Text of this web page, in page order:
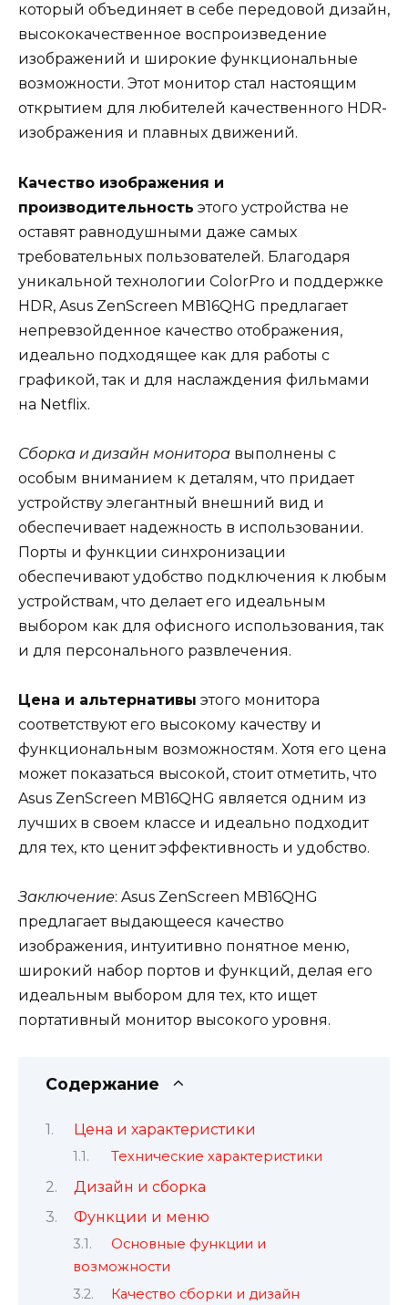
который объединяет в себе передовой дизайн,
высококачественное воспроизведение
изображений и широкие функциональные
возможности. Этот монитор стал настоящим
открытием для любителей качественного HDR-
изображения и плавных движений.
Качество изображения и
производительность этого устройства не
оставят равнодушными даже самых
требовательных пользователей. Благодаря
уникальной технологии ColorPro и поддержке
HDR, Asus ZenScreen MB16QHG предлагает
непревзойденное качество отображения,
идеально подходящее как для работы с
графикой, так и для наслаждения фильмами
на Netflix.
Сборка и дизайн монитора выполнены с
особым вниманием к деталям, что придает
устройству элегантный внешний вид и
обеспечивает надежность в использовании.
Порты и функции синхронизации
обеспечивают удобство подключения к любым
устройствам, что делает его идеальным
выбором как для офисного использования, так
и для персонального развлечения.
Цена и альтернативы этого монитора
соответствуют его высокому качеству и
функциональным возможностям. Хотя его цена
может показаться высокой, стоит отметить, что
Asus ZenScreen MB16QHG является одним из
лучших в своем классе и идеально подходит
для тех, кто ценит эффективность и удобство.
Заключение: Asus ZenScreen MB16QHG
предлагает выдающееся качество
изображения, интуитивно понятное меню,
широкий набор портов и функций, делая его
идеальным выбором для тех, кто ищет
портативный монитор высокого уровня.
Содержание
Цена и характеристики
Технические характеристики
Дизайн и сборка
Функции и меню
Основные функции и
возможности
Качество сборки и дизайн